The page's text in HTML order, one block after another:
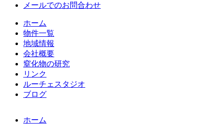
メールでのお問合わせ
ホーム
物件一覧
地域情報
会社概要
窒化物の研究
リンク
ルーチェスタジオ
ブログ
ホーム